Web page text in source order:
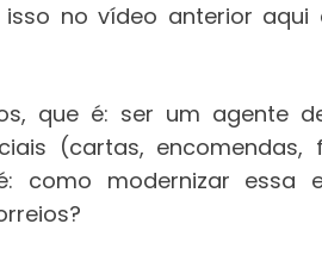
no vídeo anterior aqui
que é: ser um agente
(cartas, encomendas,
como modernizar essa